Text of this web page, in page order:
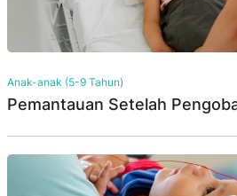
Anak-anak (5-9 Tahun)
Pemantauan Setelah